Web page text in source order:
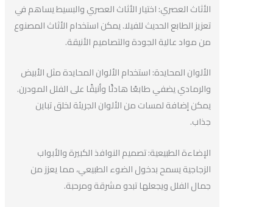
الأثاث العصري: اختيار الأثاث العصري والبسيط يساهم في
تعزيز الطابع الحديث للفيلا. يمكن استخدام الأثاث المصنوع
من مواد عالية الجودة والتصاميم الأنيقة.
الألوان المحايدة: استخدام الألوان المحايدة مثل الأبيض
والرمادي يضفي طابعًا هادئًا وأنيقًا على الفلل المودرن.
يمكن إضافة لمسات من الألوان الجريئة لخلق تباين
جذاب.
الإضاءة الطبيعية: تصميم النوافذ الكبيرة والأبواب
الزجاجية يسمح بدخول الضوء الطبيعي، مما يعزز من
جمال الفلل ويجعلها تبدو مشرقة ومرحبة.